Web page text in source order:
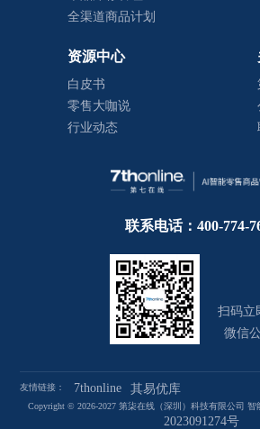
全渠道商品计划
资源中心
白皮书
零售大咖说
行业动态
联系电话：400-774-
扫码立
微信
友情链接： 7thonline 其易优库
Copyright © 2026-2027 第柒在线（深圳）科技有限公司 智
2023091274号